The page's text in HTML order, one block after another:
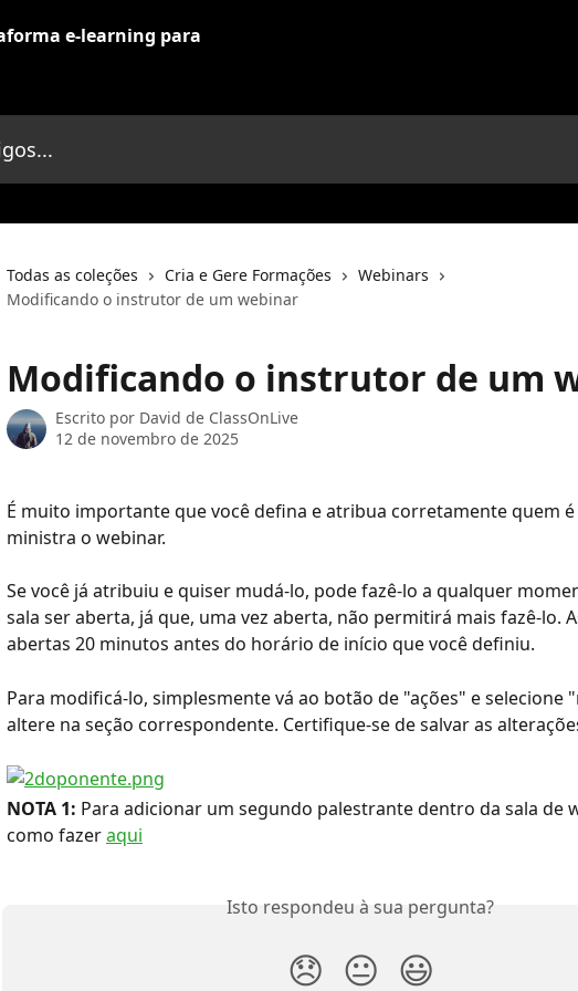
Todas as coleções Cria e Gere Formações
Webinars
Modificando o instrutor de um webinar
Modificando o instrutor de um
Escrito por David de ClassOnLive
12 de novembro de 2025
É muito importante que você defina e atribua corretamente quem é
ministra o webinar.
Se você já atribuiu e quiser mudá-lo, pode fazê-lo a qualquer
sala ser aberta, já que, uma vez aberta, não permitirá mais fazê-lo.
abertas 20 minutos antes do horário de início que você definiu.
Para modificá-lo, simplesmente vá ao botão de "ações" e selecione
altere na seção correspondente. Certifique-se de salvar as
NOTA 1: Para adicionar um segundo palestrante dentro da sala de
como fazer aqui
Isto respondeu à sua pergunta?
😞 😐 😃